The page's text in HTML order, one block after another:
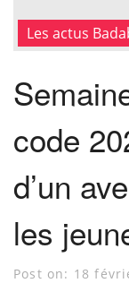
Les actus
code
d’un
les
Post on: 18